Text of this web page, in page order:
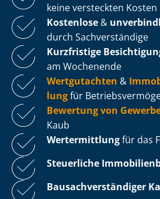
keine versteckten Kosten
Kostenlose &
durch Sachverständige
Kurzfristige
am Wochenende
Wertgutachten &
lungfür
Bewertung von
Kaub
Wertermittlungfür das
Steuerliche
Bau­sach­ver­stän­di­ger